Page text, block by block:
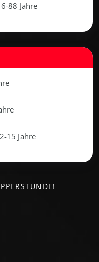
88 Jahre
15 Jahre